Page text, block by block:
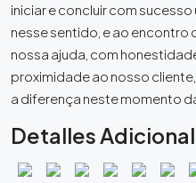
iniciar e concluir com
nesse sentido, e ao encontro
nossa ajuda, com
proximidade ao nosso
a diferença neste momento
Detalles